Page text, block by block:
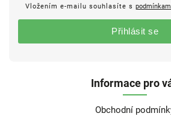
Informace pro
Obchodní
Vložením e-mailu souhlasíte s
Přihlásit se